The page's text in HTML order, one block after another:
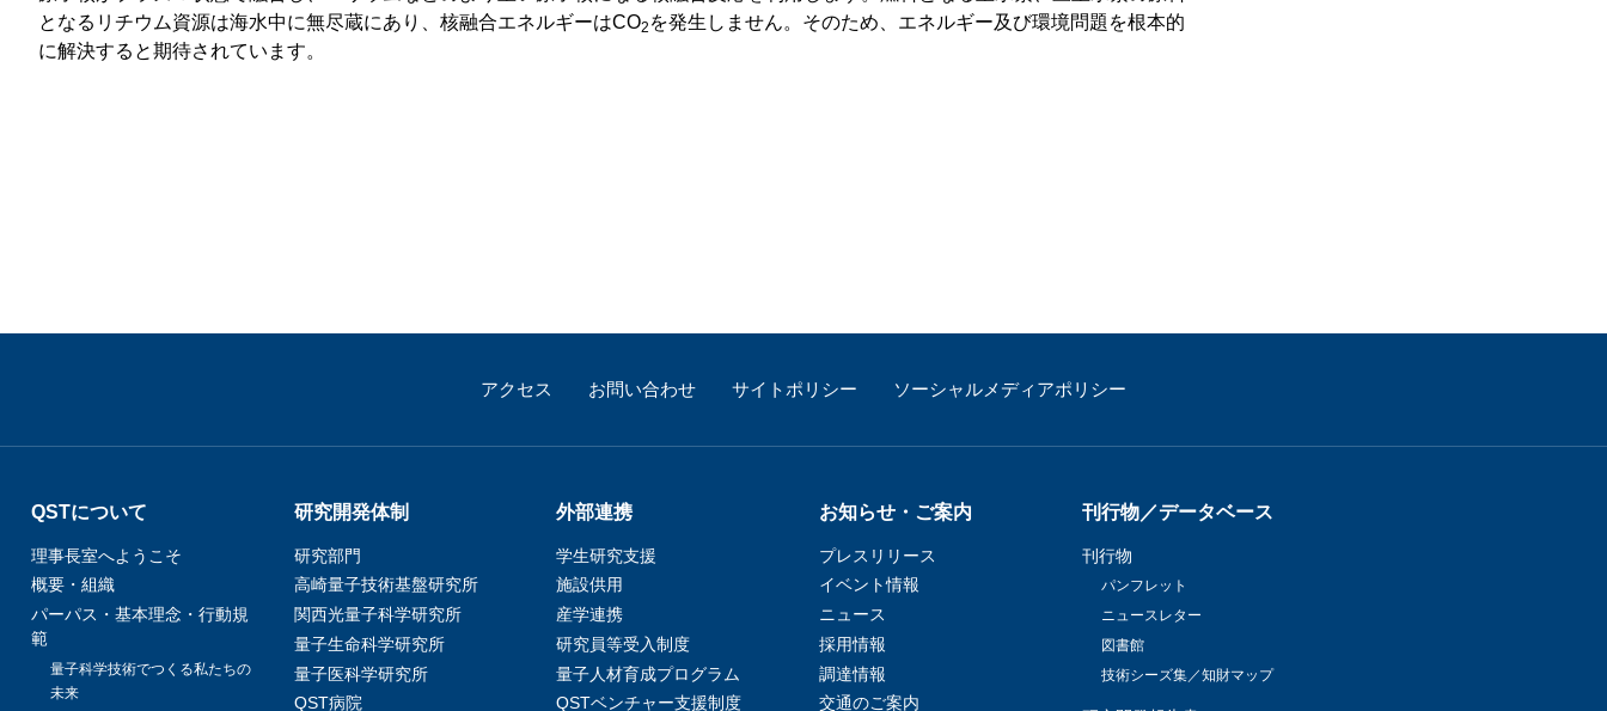
となるリチウム資源は海水中に無尽蔵にあり、核融合エネルギーはCO2 を発生しません。そのため、エネルギー及び環境問題を根本的
に解決すると期待されています。
アクセス お問い合わせ サイトポリシー ソーシャルメディアポリシー
QSTについて
理事長室へようこそ
概要・組織
パーパス・基本理念・行動規
範
量子科学技術でつくる私たちの
未来
研究開発体制
研究部門
高崎量子技術基盤研究所
関西光量子科学研究所
量子生命科学研究所
量子医科学研究所
QST病院
外部連携
学生研究支援​
施設供用
産学連携
研究員等受入制度
量子人材育成プログラム
QSTベンチャー支援制度
お知らせ・ご案内
プレスリリース
イベント情報
ニュース
採用情報
調達情報
交通のご案内
刊行物／データベース
刊行物
パンフレット
ニュースレター
図書館
技術シーズ集／知財マップ